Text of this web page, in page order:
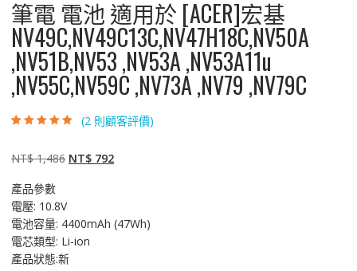
筆電 電池 適用於 [ACER]宏基
NV49C,NV49C13C,NV47H18C,NV50A
,NV51B,NV53 ,NV53A ,NV53A11u
,NV55C,NV59C ,NV73A ,NV79 ,NV79C
行評分
(2 則顧客評價)
NT$1,486 原
NT$ 1,486。
NT$792目
NT$ 792。
產品參數
電壓: 10.8V
電池容量: 4400mAh (47Wh)
電芯類型: Li-ion
產品狀態:新